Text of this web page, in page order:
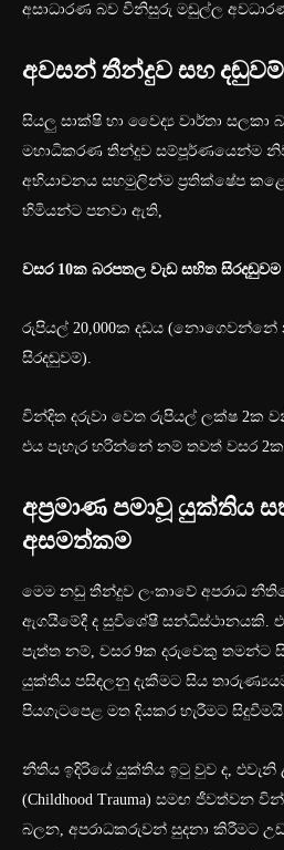
අසාධාරණ බව විනිසුරු මඩුල්ල
අවසන් තීන්දුව සහ දඬුවම්
සියලු සාක්ෂි හා වෛද්‍ය වාර්තා සලකා
මහාධිකරණ තීන්දුව සම්පූර්ණයෙන්ම
අභියාචනය සහමුලින්ම ප්‍රතික්ෂේප
හිමියන්ට පනවා ඇති,
වසර 10ක බරපතල වැඩ සහිත සිරදඬුවම
රුපියල් 20,000ක දඩය (නොගෙවන්නේ
සිරදඬුවම්).
වින්දිත දරුවා වෙත රුපියල් ලක්ෂ 2ක
එය පැහැර හරින්නේ නම් තවත් වසර
අප්‍රමාණ පමාවූ යුක්තිය
අසමත්කම
මෙම නඩු තීන්දුව ලංකාවේ අපරාධ
ඇගයීමේදී ද සුවිශේෂී
පැත්ත නම්, වසර 9ක දරුවෙකු තමන්ට
යුක්තිය පසිඳලනු දැකීමට සිය
පියගැටපෙළ මත දියකර හැරීමට
නීතිය ඉදිරියේ යුක්තිය ඉටු වුව ද,
(Childhood Trauma) සමඟ ජීවත්වන
බලන, අපරාධකරුවන් සුදනා කිරීමට